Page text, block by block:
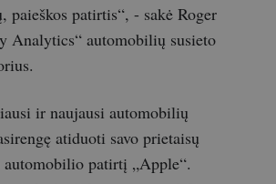
paieškos patirtis“, - sakė Roger
Analytics“ automobilių susieto
ir naujausi automobilių
atiduoti savo prietaisų
patirtį „Apple“.